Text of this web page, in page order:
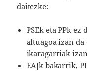
daitezke:
PSEk eta PPk
altuagoa izan
ikaragarriak
EAJk bakarrik,